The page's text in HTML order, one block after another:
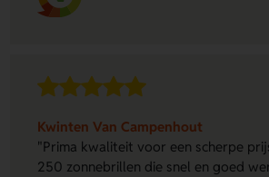
Kwinten Van Campenhout
"Prima kwaliteit voor een scherpe
250 zonnebrillen die snel en goed